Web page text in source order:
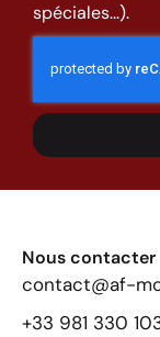
spéciales...).
Nous contacter
contact@af-
+33 981 330